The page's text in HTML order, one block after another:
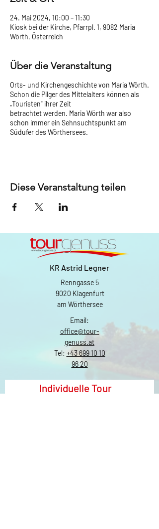
24. Mai 2024, 10:00 – 11:30
Kiosk bei der Kirche, Pfarrpl. 1, 9082 Maria
Wörth, Österreich
Über die Veranstaltung
Orts- und Kirchengeschichte von Maria Wörth.
Schon die Pilger des Mittelalters können als
„Touristen" ihrer Zeit
betrachtet werden. Maria Wörth war also
schon immer ein Sehnsuchtspunkt am
Südufer des Wörthersees.
Diese Veranstaltung teilen
KR Astrid Legner
Renngasse 5
9020 Klagenfurt
am Wörthersee
Email:
office@tour-
genuss.at
Tel: +43 699 10 10
96 20
Individuelle Tour